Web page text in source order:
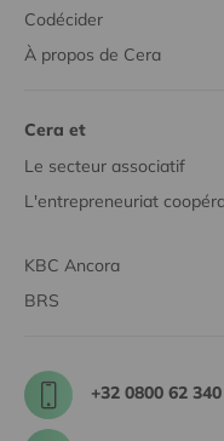
Codécider
À propos de Cera
Cera et
Le secteur associatif
L'entrepreneuriat
KBC Ancora
BRS
+32 0800 62 340